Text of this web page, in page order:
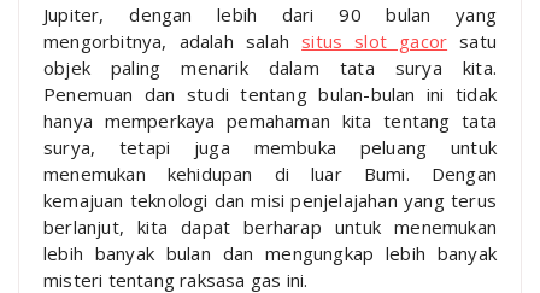
Jupiter, dengan lebih dari 90 bulan yang
mengorbitnya, adalah salah situs slot gacor satu
objek paling menarik dalam tata surya kita.
Penemuan dan studi tentang bulan-bulan ini tidak
hanya memperkaya pemahaman kita tentang tata
surya, tetapi juga membuka peluang untuk
menemukan kehidupan di luar Bumi. Dengan
kemajuan teknologi dan misi penjelajahan yang terus
berlanjut, kita dapat berharap untuk menemukan
lebih banyak bulan dan mengungkap lebih banyak
misteri tentang raksasa gas ini.